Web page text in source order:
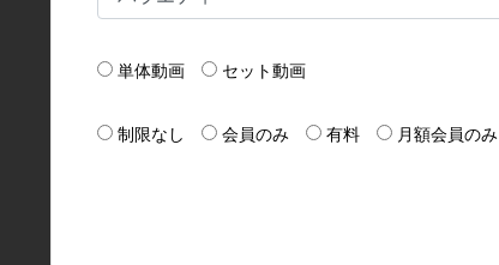
単体動画 セット動画
制限なし 会員のみ 有料 月額会員のみ